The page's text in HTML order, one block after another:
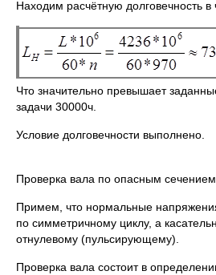
Находим расчётную долговечность в
Что значительно превышает
задачи 30000ч.
Условие долговечности выполнено.
Проверка вала по опасным сечением
Примем, что нормальные
по симметричному циклу, а
отнулевому (пульсирующему).
Проверка вала состоит в